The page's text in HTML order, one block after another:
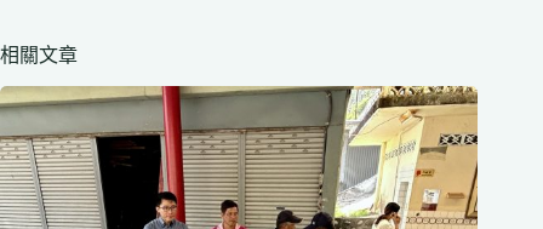
相關文章